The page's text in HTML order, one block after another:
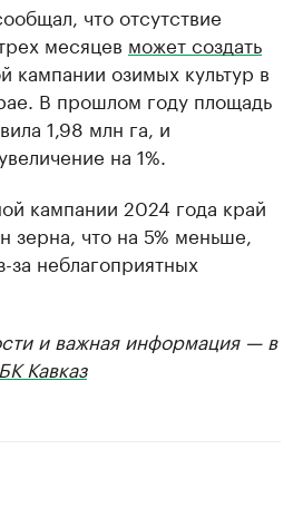
что отсутствие
месяцев может создать
кампании озимых культур в
В прошлом году площадь
1,98 млн га, и
на 1%.
кампании 2024 года край
зерна, что на 5% меньше,
за неблагоприятных
и важная информация — в
Кавказ